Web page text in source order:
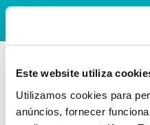
Este website utiliza
Utilizamos cookies para
anúncios, fornecer